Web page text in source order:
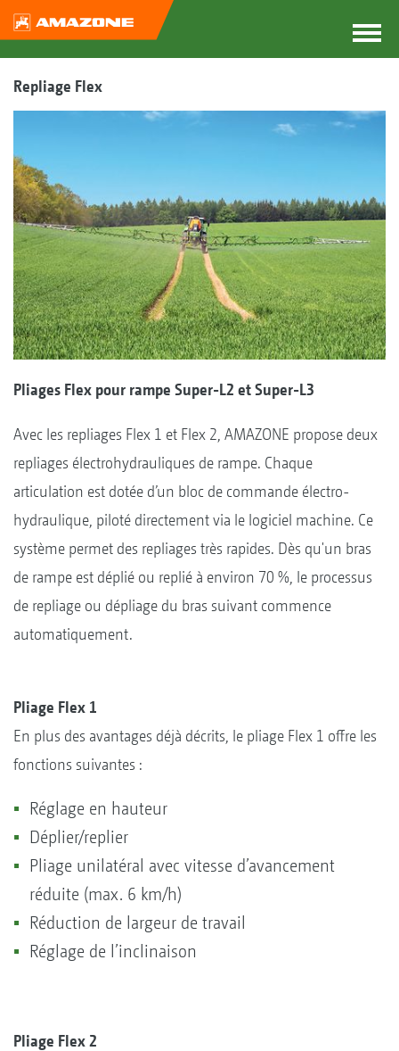
Repliage Flex
Pliages Flex pour rampe Super-L2 et Super-L3
Avec les repliages Flex 1 et Flex 2, AMAZONE propose deux
repliages électrohydrauliques de rampe. Chaque
articulation est dotée d’un bloc de commande électro-
hydraulique, piloté directement via le logiciel machine. Ce
système permet des repliages très rapides. Dès qu'un bras
de rampe est déplié ou replié à environ 70 %, le processus
de repliage ou dépliage du bras suivant commence
automatiquement.
Pliage Flex 1
En plus des avantages déjà décrits, le pliage Flex 1 offre les
fonctions suivantes :
Réglage en hauteur
Déplier/replier
Pliage unilatéral avec vitesse d’avancement
réduite (max. 6 km/h)
Réduction de largeur de travail
Réglage de l’inclinaison
Pliage Flex 2